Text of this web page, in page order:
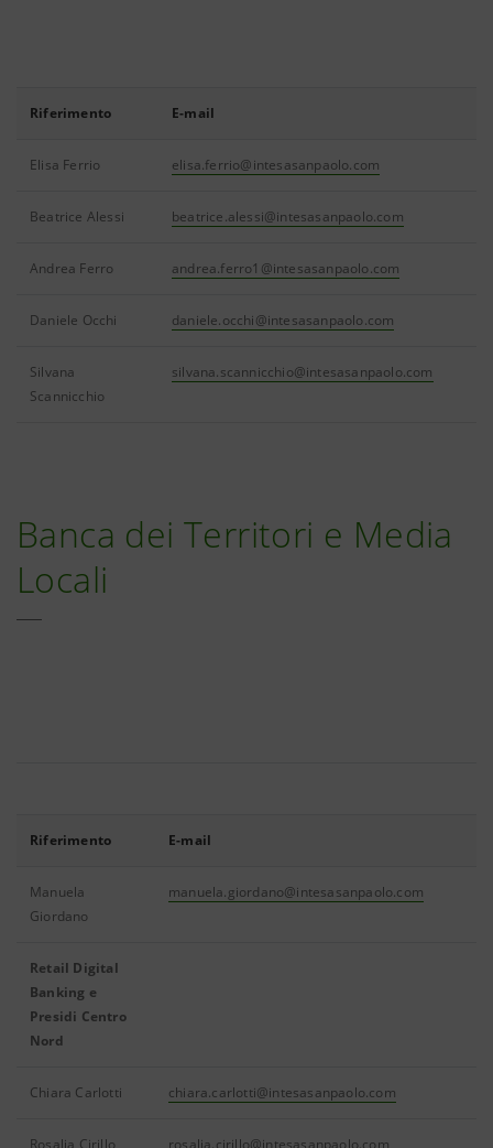
Riferimento E-mail
Elisa Ferrio elisa.ferrio@intesasanpaolo.com
Beatrice Alessi beatrice.alessi@intesasanpaolo.com
Andrea Ferro andrea.ferro1@intesasanpaolo.com
Daniele Occhi daniele.occhi@intesasanpaolo.com
Silvana
Scannicchio
silvana.scannicchio@intesasanpaolo.com
Banca dei Territori e Media
Locali
Riferimento E-mail
Manuela
Giordano
manuela.giordano@intesasanpaolo.com
Retail Digital
Banking e
Presidi Centro
Nord
Chiara Carlotti chiara.carlotti@intesasanpaolo.com
Rosalia Cirillo rosalia.cirillo@intesasanpaolo.com